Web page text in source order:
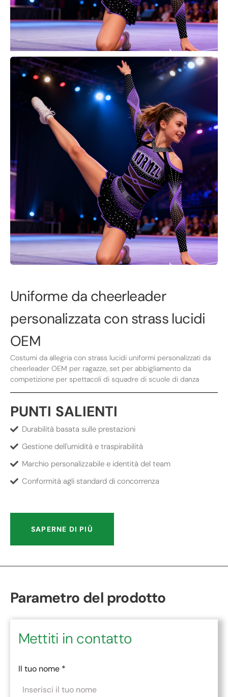
Uniforme da cheerleader
personalizzata con strass lucidi
OEM
Costumi da allegria con strass lucidi uniformi personalizzati da
cheerleader OEM per ragazze, set per abbigliamento da
competizione per spettacoli di squadre di scuole di danza
PUNTI SALIENTI
Durabilità basata sulle prestazioni
Gestione dell'umidità e traspirabilità
Marchio personalizzabile e identità del team
Conformità agli standard di concorrenza
SAPERNE DI PIÙ
Parametro del prodotto
Mettiti in contatto
Il tuo nome *